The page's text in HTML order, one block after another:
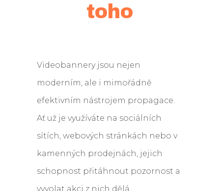
toho
Videobannery jsou nejen
moderním, ale i mimořádně
efektivním nástrojem propagace.
Ať už je využíváte na sociálních
sítích, webových stránkách nebo v
kamenných prodejnách, jejich
schopnost přitáhnout pozornost a
vyvolat akci z nich dělá